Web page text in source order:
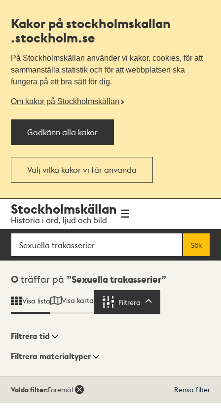
Kakor på stockholmskallan
.stockholm.se
På Stockholmskällan använder vi kakor, cookies, för att
sammanställa statistik och för att webbplatsen ska
fungera på ett bra sätt för dig.
Om kakor på Stockholmskällan
Godkänn alla kakor
Välj vilka kakor vi får använda
navigationen
huvudinnehållet
Stockholmskällan
Historia i ord, ljud och bild
Sök
Sök
Sökresultat
0 träffar på Sexuella trakasserier
Visa lista Visa karta Filtrera
Visningsläge
Filtrera tid
Filtrera materialtyper
träffar
Valda filter:Föremål Rensa filter